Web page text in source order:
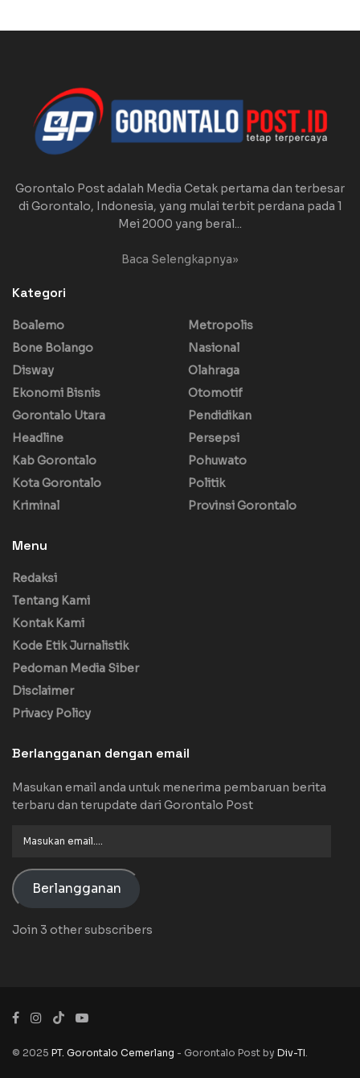
Gorontalo Post adalah Media Cetak pertama dan terbesar
di Gorontalo, Indonesia, yang mulai terbit perdana pada 1
Mei 2000 yang beral...
Baca Selengkapnya»
Kategori
Boalemo
Bone Bolango
Disway
Ekonomi Bisnis
Gorontalo Utara
Headline
Kab Gorontalo
Kota Gorontalo
Kriminal
Metropolis
Nasional
Olahraga
Otomotif
Pendidikan
Persepsi
Pohuwato
Politik
Provinsi Gorontalo
Menu
Redaksi
Tentang Kami
Kontak Kami
Kode Etik Jurnalistik
Pedoman Media Siber
Disclaimer
Privacy Policy
Berlangganan dengan email
Masukan email anda untuk menerima pembaruan berita
terbaru dan terupdate dari Gorontalo Post
Berlangganan
Join 3 other subscribers
© 2025 PT. Gorontalo Cemerlang - Gorontalo Post by Div-TI